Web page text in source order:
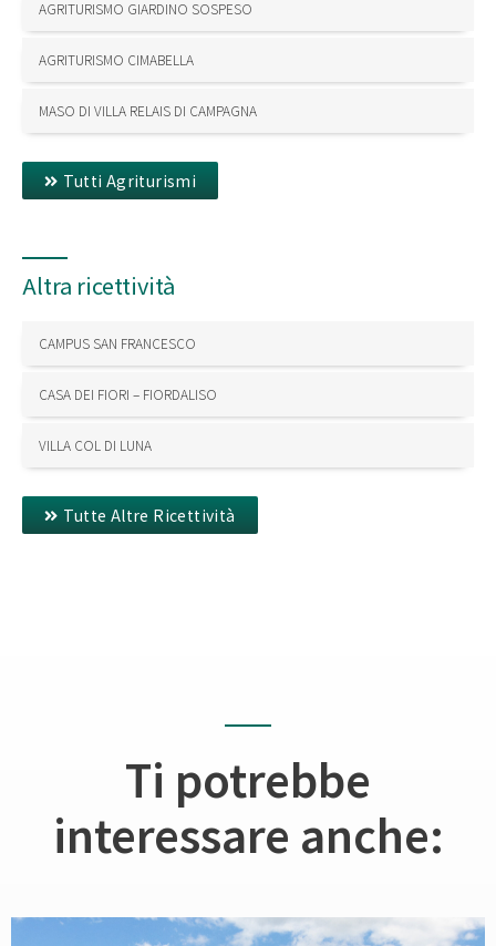
AGRITURISMO GIARDINO SOSPESO
AGRITURISMO CIMABELLA
MASO DI VILLA RELAIS DI CAMPAGNA
Tutti Agriturismi
Altra ricettività
CAMPUS SAN FRANCESCO
CASA DEI FIORI – FIORDALISO
VILLA COL DI LUNA
Tutte Altre Ricettività
Ti potrebbe
interessare anche: